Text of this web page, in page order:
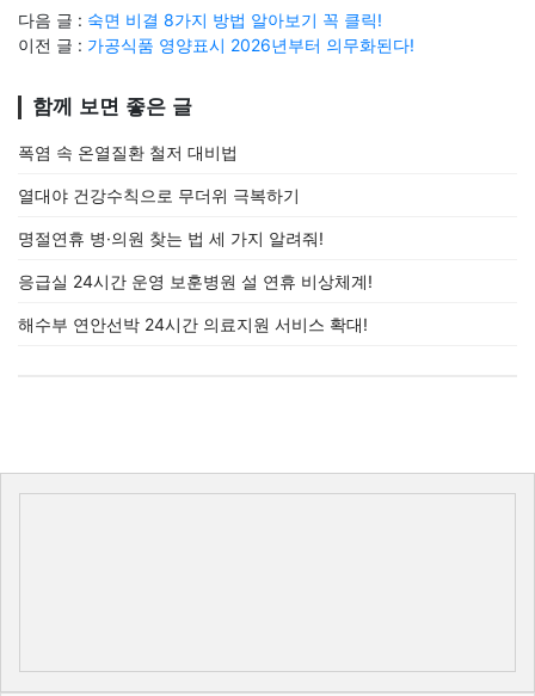
다음 글 : 숙면 비결 8가지 방법 알아보기 꼭 클릭!
이전 글 : 가공식품 영양표시 2026년부터 의무화된다!
함께 보면 좋은 글
폭염 속 온열질환 철저 대비법
열대야 건강수칙으로 무더위 극복하기
명절연휴 병·의원 찾는 법 세 가지 알려줘!
응급실 24시간 운영 보훈병원 설 연휴 비상체계!
해수부 연안선박 24시간 의료지원 서비스 확대!